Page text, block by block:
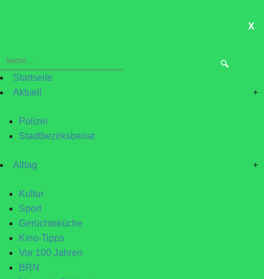
X
Suche
nach:Startseite
Aktuell
+
Polizei
Stadtbezirksbeirat
Alltag +
Kultur
Sport
Gerüchteküche
Kino-Tipps
Vor 100 Jahren
BRN